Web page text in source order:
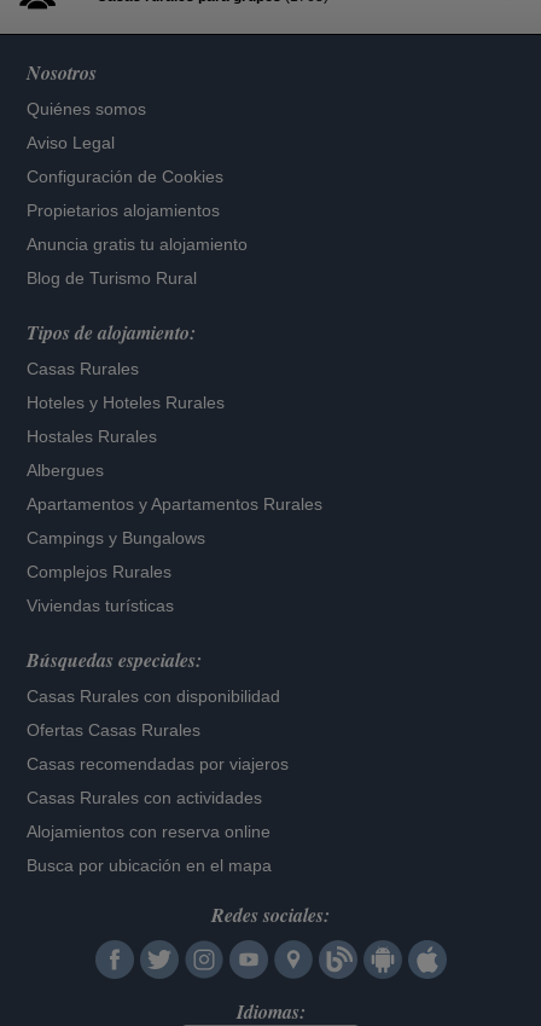
Nosotros
Quiénes somos
Aviso Legal
Configuración de Cookies
Propietarios alojamientos
Anuncia gratis tu alojamiento
Blog de Turismo Rural
Tipos de alojamiento:
Casas Rurales
Hoteles y Hoteles Rurales
Hostales Rurales
Albergues
Apartamentos yApartamentos Rurales
Campings y Bungalows
Complejos Rurales
Viviendas turísticas
Búsquedas especiales:
Casas Rurales con disponibilidad
Ofertas Casas Rurales
Casas recomendadas por viajeros
Casas Rurales con actividades
Alojamientos con reserva online
Busca por ubicación en el mapa
Redes sociales:
Idiomas: